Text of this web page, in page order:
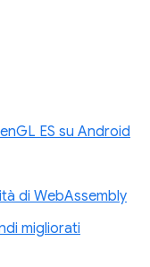
ES su Android
di WebAssembly
migliorati